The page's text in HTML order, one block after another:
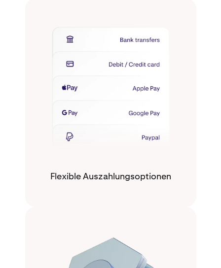
Flexible Auszahlungsoptionen